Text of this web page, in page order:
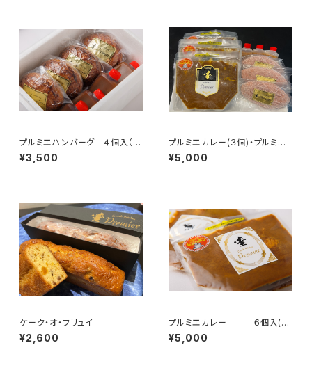
プルミエハンバーグ ４個入（1
人前×4）
¥3,500
プルミエカレー(３個)・プルミエ
ハンバーグ(３個) セット
¥5,000
ケーク・オ・フリュイ
¥2,600
プルミエカレー ６個入(1
人前×6)
¥5,000